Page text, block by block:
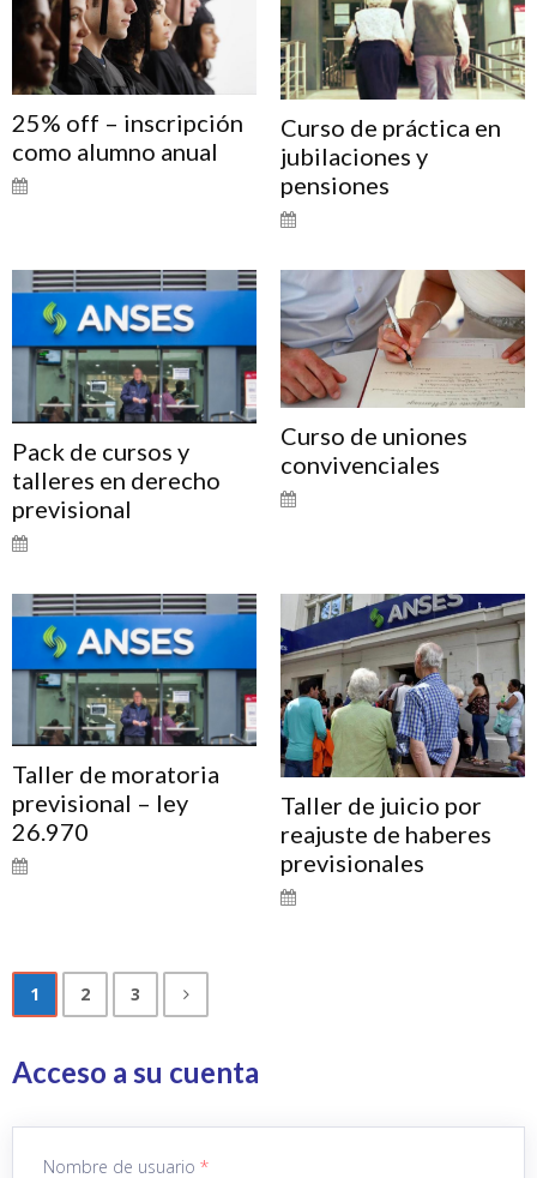
25% off – inscripción
como alumno anual
Curso de práctica en
jubilaciones y
pensiones
Pack de cursos y
talleres en derecho
previsional
Curso de uniones
convivenciales
Taller de moratoria
previsional – ley
26.970
Taller de juicio por
reajuste de haberes
previsionales
1 2 3
Acceso a su cuenta
Nombre de usuario *